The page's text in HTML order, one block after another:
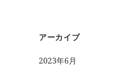
アーカイブ
2023年6月